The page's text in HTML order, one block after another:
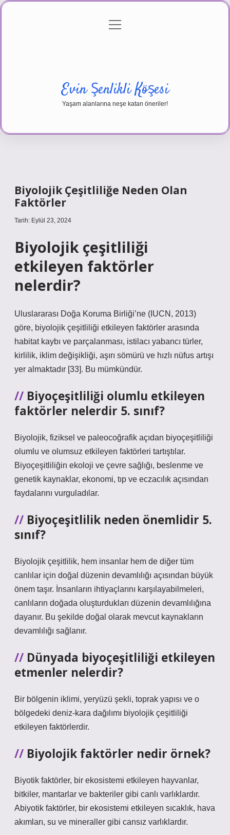
Gizlilik Politikası
menüyü
Evin Şenlikli Köşesi
Yaşam alanlarına neşe katan öneriler!
Biyolojik Çeşitliliğe Neden Olan
Faktörler
Tarih: Eylül 23, 2024
Biyolojik çeşitliliği
etkileyen faktörler
nelerdir?
Uluslararası Doğa Koruma Birliği’ne (IUCN, 2013)
göre, biyolojik çeşitliliği etkileyen faktörler arasında
habitat kaybı ve parçalanması, istilacı yabancı türler,
kirlilik, iklim değişikliği, aşırı sömürü ve hızlı nüfus artışı
yer almaktadır [33]. Bu mümkündür.
Biyoçeşitliliği olumlu etkileyen
faktörler nelerdir 5. sınıf?
Biyolojik, fiziksel ve paleocoğrafik açıdan biyoçeşitliliği
olumlu ve olumsuz etkileyen faktörleri tartıştılar.
Biyoçeşitliliğin ekoloji ve çevre sağlığı, beslenme ve
genetik kaynaklar, ekonomi, tıp ve eczacılık açısından
faydalarını vurguladılar.
Biyoçeşitlilik neden önemlidir 5.
sınıf?
Biyolojik çeşitlilik, hem insanlar hem de diğer tüm
canlılar için doğal düzenin devamlılığı açısından büyük
önem taşır. İnsanların ihtiyaçlarını karşılayabilmeleri,
canlıların doğada oluşturdukları düzenin devamlılığına
dayanır. Bu şekilde doğal olarak mevcut kaynakların
devamlılığı sağlanır.
Dünyada biyoçeşitliliği etkileyen
etmenler nelerdir?
Bir bölgenin iklimi, yeryüzü şekli, toprak yapısı ve o
bölgedeki deniz-kara dağılımı biyolojik çeşitliliği
etkileyen faktörlerdir.
Biyolojik faktörler nedir örnek?
Biyotik faktörler, bir ekosistemi etkileyen hayvanlar,
bitkiler, mantarlar ve bakteriler gibi canlı varlıklardır.
Abiyotik faktörler, bir ekosistemi etkileyen sıcaklık, hava
akımları, su ve mineraller gibi cansız varlıklardır.